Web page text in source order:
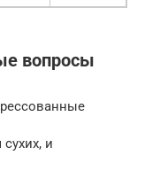
вопросы
и